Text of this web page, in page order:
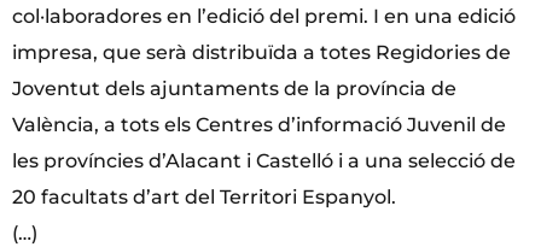
col·laboradores en l’edició del premi. I en una edició
impresa, que serà distribuïda a totes Regidories de
Joventut dels ajuntaments de la província de
València, a tots els Centres d’informació Juvenil de
les províncies d’Alacant i Castelló i a una selecció de
20 facultats d’art del Territori Espanyol.
(…)